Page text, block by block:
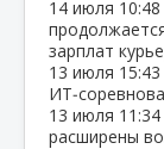
14 июля 10:48
зарплат
13 июля 15:43
13 июля 11:34
расширены